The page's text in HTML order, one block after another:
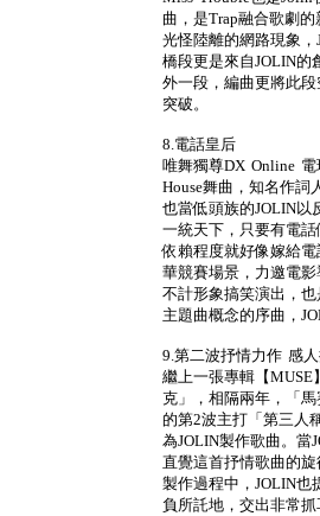
曲，是Trap融合歌劇
光怪陸離的網路現象
橋段更是來自JOLIN的
外一段，編曲更將此
突破。
8.電話皇后
唯舞獨尊DX Online
House舞曲，知名作詞
也當低頭族的JOLIN以
一統天下，只要有電
依賴程度就好像嫁給
華競賽場景，力邀電
不計形象搞笑演出，
主題曲概念的序曲，
9.第二波抒情力作 感
繼上一張專輯【MUSE
克」，相隔兩年，「
的第2波主打「第三人
為JOLIN製作歌曲。當
直覺這首抒情歌曲的
製作過程中，JOLIN也
負所託地，交出非常